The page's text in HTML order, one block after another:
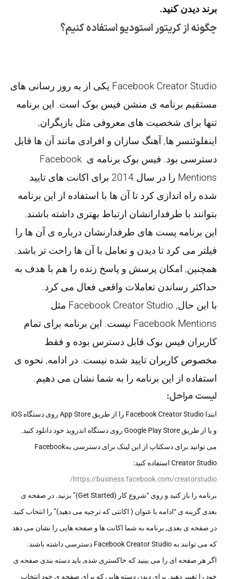
برند دیدن کنید.
چگونه از کریتور استودیو استفاده کنیم؟
Facebook Creator Studio یکی از به روز رسانی های
مستقیم برنامه ی منشن فیس بوک است. این برنامه
تنها برای شخصیت های معروفی مثل بازیگران,
اینفلوئنسر ها, آهنگ سازان و افرادی مانند آن ها قابل
دسترسی بود. فیس بوک برنامه ی Facebook
Mentions را در سال 2014 برای اکانت های تایید
شده راه اندازی کرد تا آن ها با استفاده از این برنامه
بتوانند با طرفدارانشان ارتباط بهتری داشته باشند.
این برنامه پست های طرفدارنشان درباره ی آن ها را
فیلتر می کرد تا دیدن و تعامل با آن ها راحت تر باشد.
همچنین, امکان پرسش و پاسخ زنده را هم با هدف به
حداکثر رساندن تعاملات واقعی فعال می کرد.
با این حال, Facebook Creator Studio مثل
Facebook Mentions نیست. این برنامه برای تمام
کاربران فیس بوک قابل دسترس بوده و فقط
مخصوص کاربران تایید شده نیست. در ادامه, نحوه ی
استفاده از این برنامه را به شما نشان می دهیم.
لیست مراحل:
ابتدا Facebook Creator Studio را از طریق App Store روی دستگاه iOS
و یا از طریق Google Play Store روی دستگاه اندروید خود دانلود کنید.
می توانید برای دسکتاپ از این لینک برای دسترسی بهFacebook
Creator Studio استفاده کنید:
https://business.facebook.com/creatorstudio/
برنامه را باز کنید و روی “شروع کار (Get Started)” بزنید. در صفحه ی
بعدی گزینه ی “ادامه با عنوان ( اکانتی که ترجیه می دهید)” را انتخاب کنید.
در صفحه ی بعدی, برنامه به شما اکانت ها و صفحه هایی را نشان می دهد
که می توانند به Facebook Creator Studio دسترسی داشته باشند.
اگر هر صفحه ای را می بینید که خاکستری شده, باید دسته بندی صفحه ی
خود را تغییر دهید. برای دیدن دسته هایی که برای صفحه ی خود انتخاب